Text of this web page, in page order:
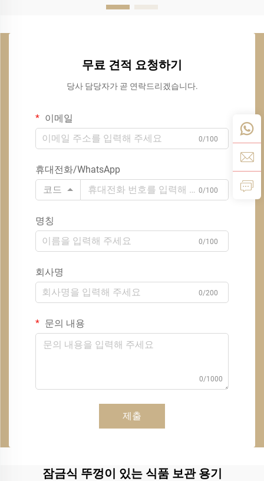
무료 견적 요청하기
당사 담당자가 곧 연락드리겠습니다.
이메일
0/100
휴대전화/WhatsApp
코드
0/100
명칭
0/100
회사명
0/200
문의 내용
0/1000
제출
잠금식 뚜껑이 있는 식품 보관 용기